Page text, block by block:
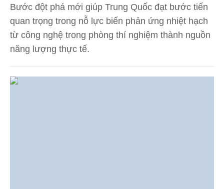
Bước đột phá mới giúp Trung Quốc đạt bước tiến
quan trọng trong nỗ lực biến phản ứng nhiệt hạch
từ công nghệ trong phòng thí nghiệm thành nguồn
năng lượng thực tế.